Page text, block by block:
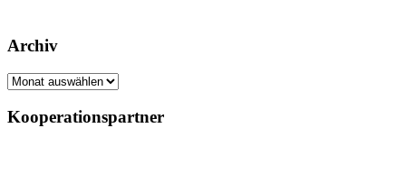
Archiv
Archiv
Kooperationspartner